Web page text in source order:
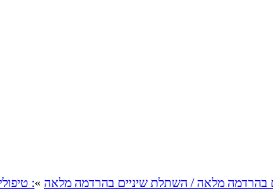
בהרדמה מלאה / השתלת שיניים בהרדמה מלאה »
: